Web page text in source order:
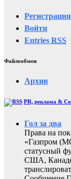
Регистрация
Войти
Entries RSS
Файлообмен
Архив
PR, реклама & Co
Гол за два
Права на
«Газпром
статусный
США, Канаде